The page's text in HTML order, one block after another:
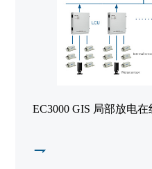
EC3000 GIS 局部放电